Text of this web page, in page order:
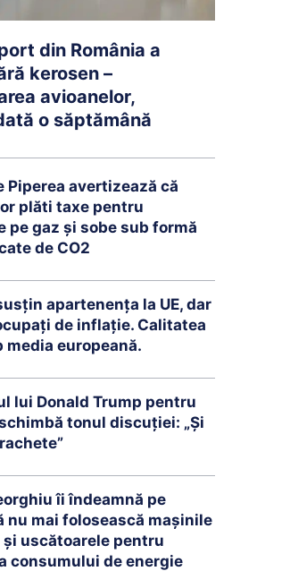
din România a
kerosen –
avioanelor,
o săptămână
Piperea avertizează că
plăti taxe pentru
pe gaz și sobe sub formă
de CO2
apartenența la UE, dar
de inflație. Calitatea
media europeană.
lui Donald Trump pentru
tonul discuției: „Și
îi îndeamnă pe
nu mai folosească mașinile
și uscătoarele pentru
consumului de energie